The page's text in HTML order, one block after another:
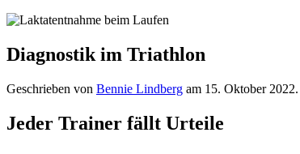
Diagnostik im Triathlon
Geschrieben von Bennie Lindberg am 15. Oktober 2022
Jeder Trainer fällt Urteile